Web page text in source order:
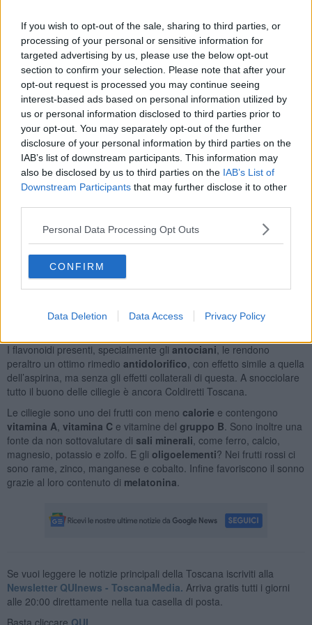
If you wish to opt-out of the sale, sharing to third parties, or
processing of your personal or sensitive information for
targeted advertising by us, please use the below opt-out
section to confirm your selection. Please note that after your
opt-out request is processed you may continue seeing
interest-based ads based on personal information utilized by
us or personal information disclosed to third parties prior to
your opt-out. You may separately opt-out of the further
disclosure of your personal information by third parties on the
IAB’s list of downstream participants. This information may
also be disclosed by us to third parties on the IAB’s List of
Downstream Participants that may further disclose it to other
Personal Data Processing Opt Outs
CONFIRM
Data Deletion Data Access Privacy Policy
La raccolta partirà daLari, patria della rossa più famosa che punta
dritto al riconoscimento del marchio Igp: qui già a partire dalla
prossima settimana si inizieranno a raccoglierea mano, una
pianta dopo l’altra, i frutti simbolo della primavera. Nella parte sud
della Toscana ci sarà invece bisogno di ancora 7-10 giorni per una
maturazione perfetta.
Alte le aspettative dei produttori, secondo quanto afferma Coldiretti
Toscana: "La fioritura è stata bella, regolare e generosa". E ancora:
"Secondo una prima stima si raccoglierannotra i 10 e i 12mila
quintaliper una produzione in crescita, rispetto all’annata dello
scorso anno, del 10%".
Tutto il buono delle ciliegie
Dolci ma non solo, rosse ma non solo, amate da adulti e bambini
ma non solo: le ciliegie sono un frutto ricco di proprietà benefiche
per l’organismo, prima fra tutte quellaantinvecchiamentopoiché
antiossidanti che contrastano i radicali liberi, rallentano il processo
I flavonoidi presenti, specialmente gli antociani , le rendono
peraltro un ottimo rimedio antidolorifico , con effetto simile a quella
dell’aspirina, ma senza gli effetti collaterali di questa. A snocciolare
tutto il buono delle ciliegie è ancora Coldiretti Toscana.
Le ciliegie sono uno dei frutti con meno calorie e contengono
vitamina A vitamina C e vitamine del gruppo B . Sono inoltre una
fonte da non sottovalutare di sali minerali , come ferro, calcio,
magnesio, potassio e zolfo. E gli oligoelementi? Nei frutti rossi ci
sono rame, zinco, manganese e cobalto. Infine favoriscono il sonno
grazie al loro contenuto di melatonina
Se vuoi leggere le notizie principali della Toscana iscriviti alla
Newsletter QUInews - ToscanaMedia. Arriva gratis tutti i giorni
alle 20:00 direttamente nella tua casella di posta.
Basta cliccare QUI